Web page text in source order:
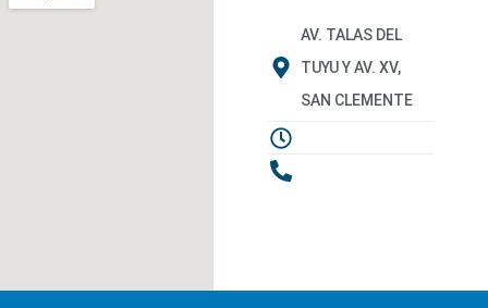
AV. TALAS DEL
TUYU Y AV. XV,
SAN CLEMENTE